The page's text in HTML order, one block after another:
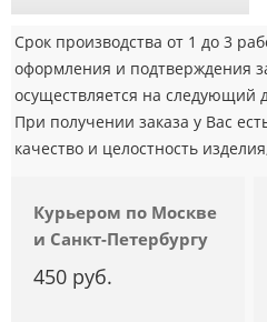
Срок производства от 1 до 3
оформления и подтверждения
осуществляется на следующий
При получении заказа у Вас
качество и целостность
Курьером по Москве
и Санкт-Петербургу
450 руб.